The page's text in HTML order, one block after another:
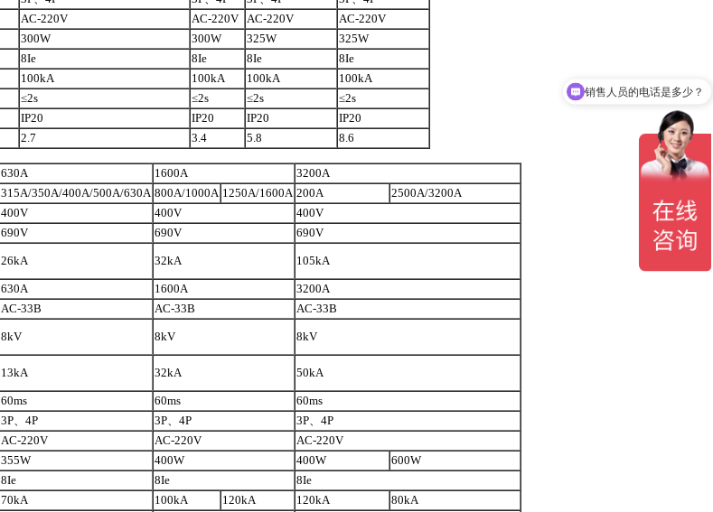
AC-220V AC-220V AC-220V
AC-220V
300W 300W 325W
325W
8Ie 8Ie 8Ie
8Ie
100kA 100kA 100kA
100kA
≤2s ≤2s ≤2s
≤2s
IP20 IP20 IP20
IP20
2.7 3.4 5.8 8.6
630A 1600A
3200A
315A/350A/400A/500A/630A 800A/1000A 1250A/1600A 200A
2500A/3200A
400V 400V
400V
690V 690V
690V
26kA 32kA 105kA
630A 1600A
3200A
AC-33B AC-33B
AC-33B
8kV 8kV 8kV
13kA 32kA 50kA
60ms 60ms
60ms
3P、4P 3P、4P
3P、4P
AC-220V AC-220V
AC-220V
355W 400W 400W
600W
8Ie 8Ie
8Ie
70kA 100kA 120kA 120kA
80kA
销售人员的电话是多少？